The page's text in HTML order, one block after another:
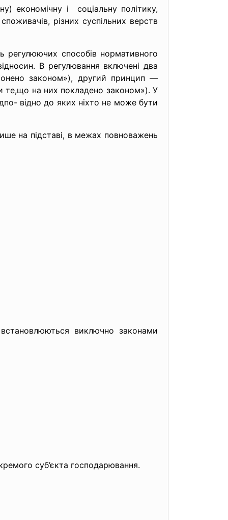
економічну і соціальну політику,
різних суспільних верств
регулюючих способів нормативного
В регулювання включені два
законом»), другий принцип —
те,що на них покладено законом»). У
відно до яких ніхто не може бути
на підставі, в межах повноважень
виключно законами
суб’єкта господарювання.